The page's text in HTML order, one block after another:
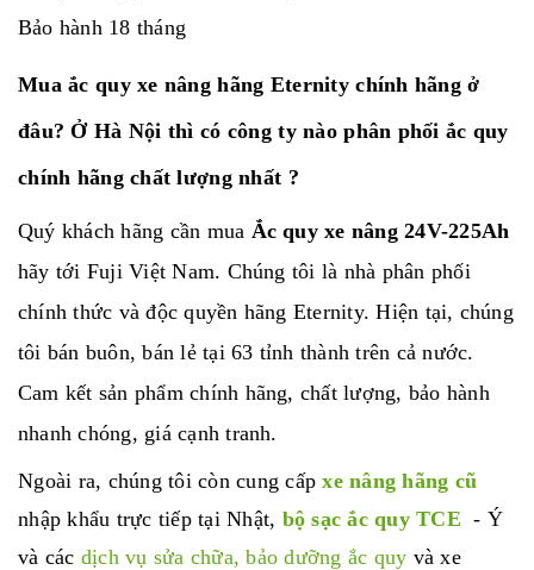
Bảo hành 18 tháng
Mua ắc quy xe nâng hãng Eternity chính hãng ở
đâu? Ở Hà Nội thì có công ty nào phân phối ắc quy
chính hãng chất lượng nhất ?
Quý khách hãng cần mua Ắc quy xe nâng 24V-225Ah
hãy tới Fuji Việt Nam. Chúng tôi là nhà phân phối
chính thức và độc quyền hãng Eternity. Hiện tại, chúng
tôi bán buôn, bán lẻ tại 63 tỉnh thành trên cả nước.
Cam kết sản phẩm chính hãng, chất lượng, bảo hành
nhanh chóng, giá cạnh tranh.
Ngoài ra, chúng tôi còn cung cấpxe nâng hãng cũ
nhập khẩu trực tiếp tại Nhật, bộ sạc ắc quy TCE - Ý
và các dịch vụ sửa chữa, bảo dưỡng ắc quy và xe